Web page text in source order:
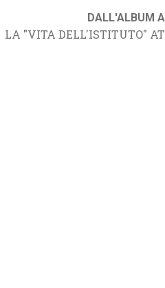
DALL'ALBUM
LA "VITA DELL'ISTITUTO"